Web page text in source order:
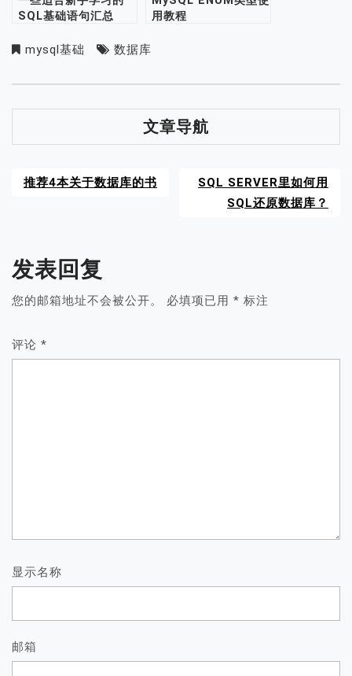
SQL基础语句汇总
用教程
mysql基础 数据库
文章导航
推荐4本关于数据库的书
SQL SERVER里如何用
SQL还原数据库？
发表回复
您的邮箱地址不会被公开。 必填项已用 * 标注
评论 *
显示名称
邮箱